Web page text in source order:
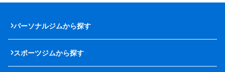
パーソナルジムから探す
スポーツジムから探す